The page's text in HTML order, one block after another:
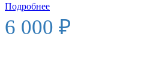
Подробнее
6 000 ₽